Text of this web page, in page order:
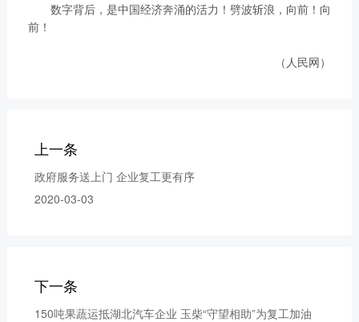
数字背后，是中国经济奔涌的活力！劈波斩浪，向前！向
前！
（人民网）
上一条
政府服务送上门 企业复工更有序
2020-03-03
下一条
150吨果蔬运抵湖北汽车企业 玉柴“守望相助”为复工加油